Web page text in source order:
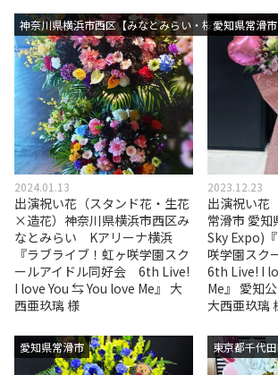
神奈川県横浜市西区【みなとみらい・桜木町エリア】
2024.01.13
出演祝い花（スタンド花・生花
×造花）神奈川県横浜市西区み
なとみらい Kアリーナ横浜
『ラブライブ！虹ヶ咲学園スク
ールアイドル同好会 6th Live!
I love You ⇆ You love Me』 大
西亜玖璃 様
愛知県常滑市
2023.12.23
出演祝い花
常滑市 愛
Sky Expo)
咲学園スク
6th Live! I
Me』 愛知
大西亜玖璃
愛知県常滑市 東京都千代